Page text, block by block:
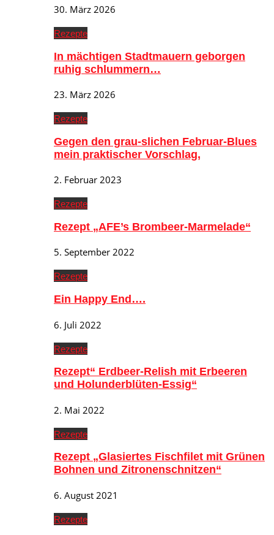
30. März 2026
Rezepte
In mächtigen Stadtmauern geborgen
ruhig schlummern…
23. März 2026
Rezepte
Gegen den grau-slichen Februar-Blues
mein praktischer Vorschlag,
2. Februar 2023
Rezepte
Rezept „AFE’s Brombeer-Marmelade“
5. September 2022
Rezepte
Ein Happy End….
6. Juli 2022
Rezepte
Rezept“ Erdbeer-Relish mit Erbeeren
und Holunderblüten-Essig“
2. Mai 2022
Rezepte
Rezept „Glasiertes Fischfilet mit Grünen
Bohnen und Zitronenschnitzen“
6. August 2021
Rezepte